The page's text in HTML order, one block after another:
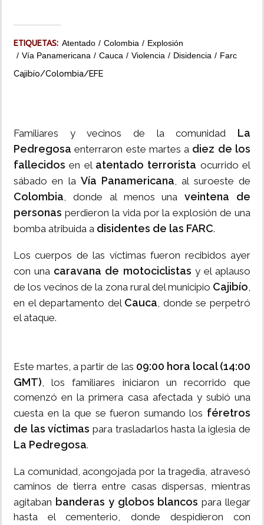
ETIQUETAS: Atentado Colombia
Explosión
Vía Panamericana
Cauca Violencia Disidencia Farc
Cajibío/Colombia/EFE
Familiares y vecinos de la comunidad La
Pedregosa enterraron este martes a diez de los
fallecidos en el atentado terrorista ocurrido el
sábado en la Vía Panamericana, al suroeste de
Colombia, donde al menos unaveintena de
personas perdieron la vida por la explosión de una
bomba atribuida a disidentes de las FARC.
Los cuerpos de las víctimas fueron recibidos ayer
con una caravana de motociclistas y el aplauso
de los vecinos de la zona rural del municipio Cajibío,
en el departamento del Cauca, donde se perpetró
el ataque.
Este martes, a partir de las 09:00 hora local (14:00
GMT), los familiares iniciaron un recorrido que
comenzó en la primera casa afectada y subió una
cuesta en la que se fueron sumando los féretros
de las víctimas para trasladarlos hasta la iglesia de
La Pedregosa.
La comunidad, acongojada por la tragedia, atravesó
caminos de tierra entre casas dispersas, mientras
agitaban banderas y globos blancos para llegar
hasta el cementerio, donde despidieron con